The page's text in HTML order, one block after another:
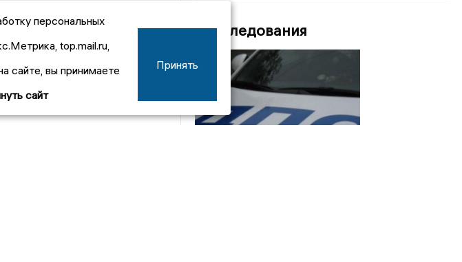
Расследования
персональных
top.mail.ru,
сайте, вы принимаете
сайт
Принять